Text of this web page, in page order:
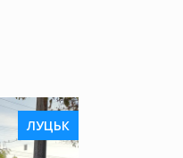
ЛУЦЬК